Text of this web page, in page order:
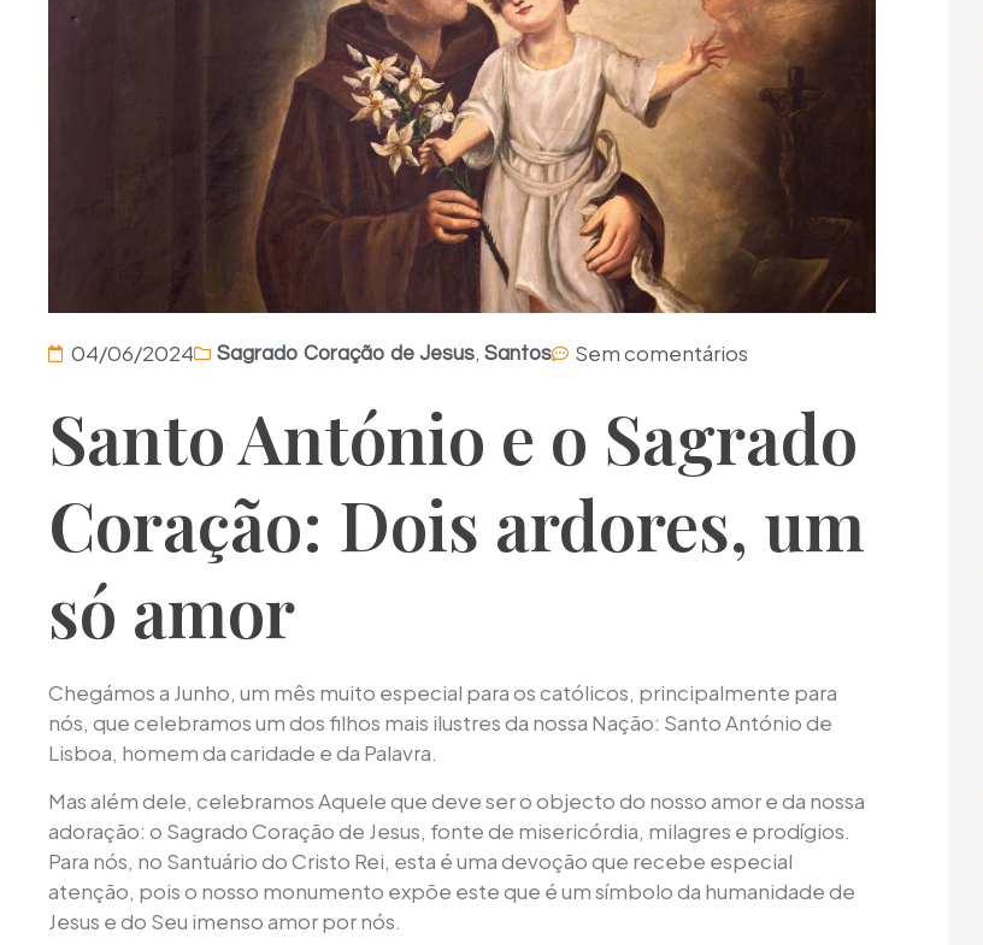
04/06/2024 Sagrado Coração de Jesus, Santos Sem comentários
Santo António e o Sagrado
Coração: Dois ardores, um
só amor
Chegámos a Junho, um mês muito especial para os católicos, principalmente para
nós, que celebramos um dos filhos mais ilustres da nossa Nação: Santo António de
Lisboa, homem da caridade e da Palavra.
Mas além dele, celebramos Aquele que deve ser o objecto do nosso amor e da nossa
adoração: o Sagrado Coração de Jesus, fonte de misericórdia, milagres e prodígios.
Para nós, no Santuário do Cristo Rei, esta é uma devoção que recebe especial
atenção, pois o nosso monumento expõe este que é um símbolo da humanidade de
Jesus e do Seu imenso amor por nós.